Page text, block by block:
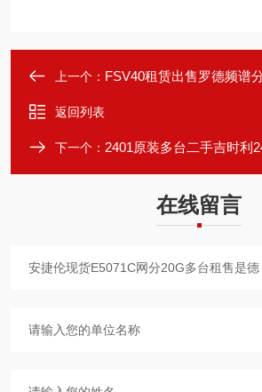
上一个： FSV40租赁出售罗德频谱
返回列表
下一个： 2401原装多台二手吉时利
在线留言